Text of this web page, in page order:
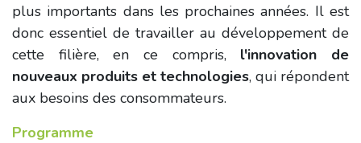
plus importants dans les prochaines années. Il est
donc essentiel de travailler au développement de
cette filière, en ce compris, l'innovation de
nouveaux produits et technologies, qui répondent
aux besoins des consommateurs.
Programme